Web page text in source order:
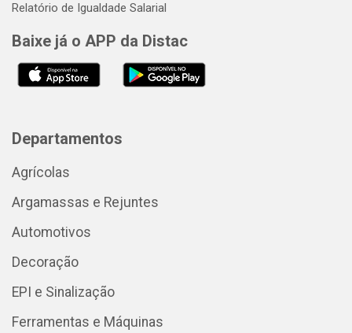
Relatório de Igualdade Salarial
Baixe já o APP da Distac
Departamentos
Agrícolas
Argamassas e Rejuntes
Automotivos
Decoração
EPI e Sinalização
Ferramentas e Máquinas